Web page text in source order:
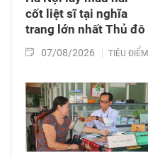
cốt liệt sĩ tại nghĩa
trang lớn nhất Thủ đô
07/08/2026 TIÊU ĐIỂM